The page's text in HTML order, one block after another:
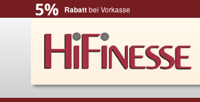
Rabattbei Vorkasse